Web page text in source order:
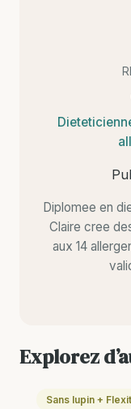
Diplomee en
Claire cree
aux 14
Explorez
Sans lupin +